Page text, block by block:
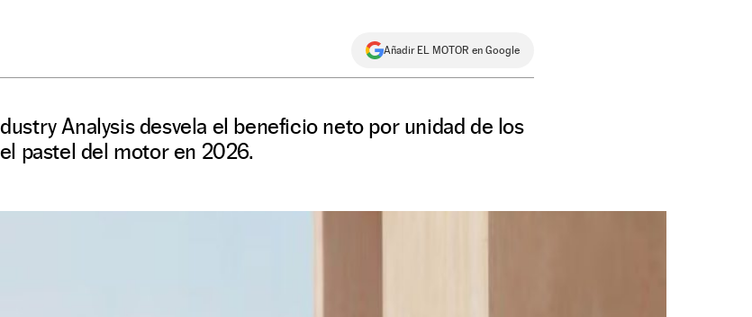
Añadir EL MOTOR en Google
Analysis desvela el beneficio neto por unidad de los
pastel del motor en 2026.